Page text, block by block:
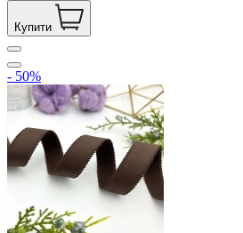
Купити
- 50%